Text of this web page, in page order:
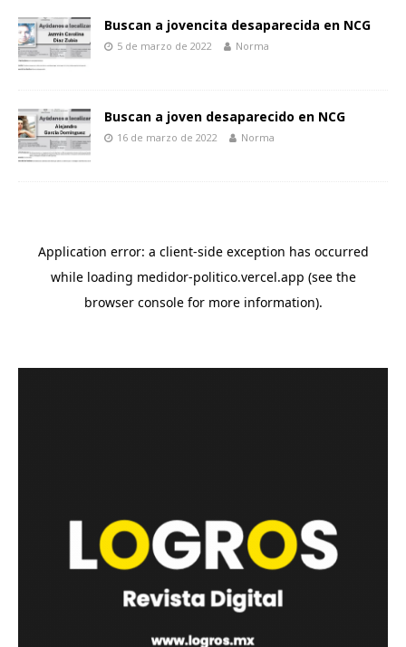
Buscan a jovencita desaparecida en NCG
5 de marzo de 2022 Norma
Buscan a joven desaparecido en NCG
16 de marzo de 2022 Norma